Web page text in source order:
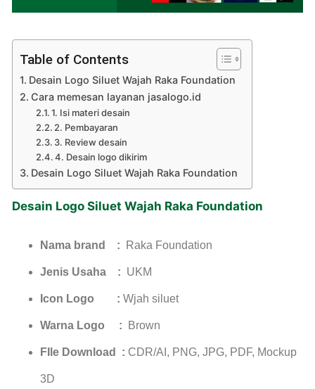
Table of Contents
Desain Logo Siluet Wajah Raka Foundation
Cara memesan layanan jasalogo.id
1. Isi materi desain
2. Pembayaran
3. Review desain
4. Desain logo dikirim
Desain Logo Siluet Wajah Raka Foundation
Desain Logo Siluet Wajah Raka Foundation
Nama brand : Raka Foundation
Jenis Usaha : UKM
Icon Logo : Wjah siluet
Warna Logo : Brown
FIle Download : CDR/AI, PNG, JPG, PDF, Mockup
3D